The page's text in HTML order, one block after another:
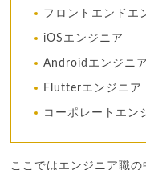
フロントエンドエ
iOSエンジニア
Androidエンジニア
Flutterエンジニア
コーポレートエン
ここではエンジニア職